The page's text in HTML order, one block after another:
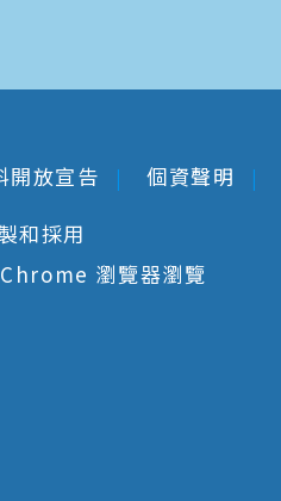
開放宣告 個資聲明
和採用
瀏覽器瀏覽